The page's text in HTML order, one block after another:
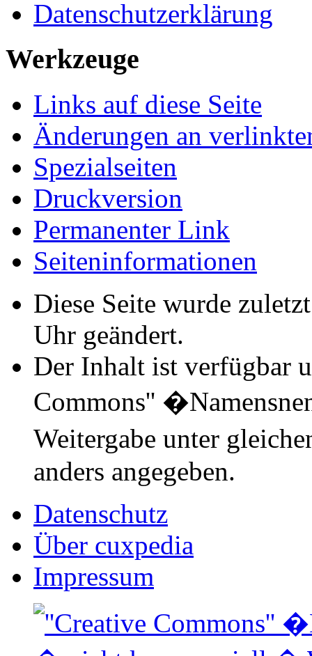
Datenschutzerklärung
Werkzeuge
Links auf diese Seite
Änderungen an
Spezialseiten
Druckversion
Permanenter Link
Seiten­informationen
Diese Seite wurde
Uhr geändert.
Der Inhalt ist verfügbar
Commons''
Weitergabe unter
anders angegeben.
Datenschutz
Über cuxpedia
Impressum